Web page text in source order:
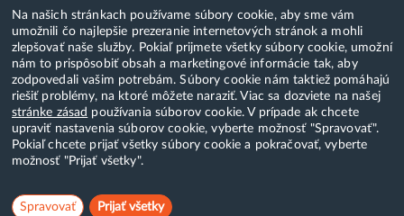
Na našich stránkach používame súbory cookie, aby sme vám
umožnili čo najlepšie prezeranie internetových stránok a mohli
zlepšovať naše služby. Pokiaľ prijmete všetky súbory cookie, umožní
nám to prispôsobiť obsah a marketingové informácie tak, aby
zodpovedali vašim potrebám. Súbory cookie nám taktiež pomáhajú
riešiť problémy, na ktoré môžete naraziť. Viac sa dozviete na našej
stránke zásad používania súborov cookie. V prípade ak chcete
upraviť nastavenia súborov cookie, vyberte možnosť "Spravovať".
Pokiaľ chcete prijať všetky súbory cookie a pokračovať, vyberte
možnosť "Prijať všetky".
Spravovať Prijať všetky
WebAdmin
WebMail
Zmena hesla (E-mail, FTP, SSH)
Webhosting
Domény
Copyright & 2018-2026 HostCreators. Všetky práva vyhradené